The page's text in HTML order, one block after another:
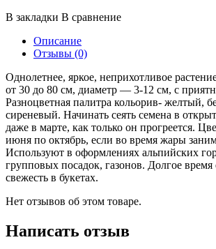
В закладки В сравнение
Описание
Отзывы (0)
Однолетнее, яркое, неприхотливое
от 30 до 80 см, диаметр — 3-12 см, с
Разноцветная палитра кольорив- желтый,
сиреневый. Начинать сеять семена в
даже в марте, как только он прогреется.
июня по октябрь, если во время жары
Используют в оформлениях альпийских
групповых посадок, газонов. Долгое время
свежесть в букетах.
Нет отзывов об этом товаре.
Написать отзыв